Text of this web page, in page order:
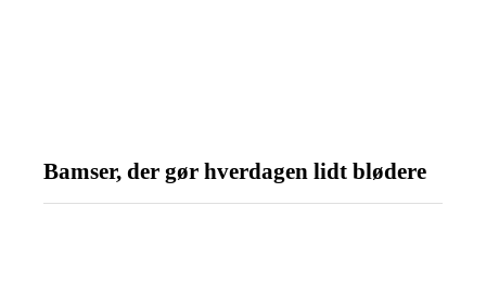
Bamser, der gør hverdagen lidt blødere